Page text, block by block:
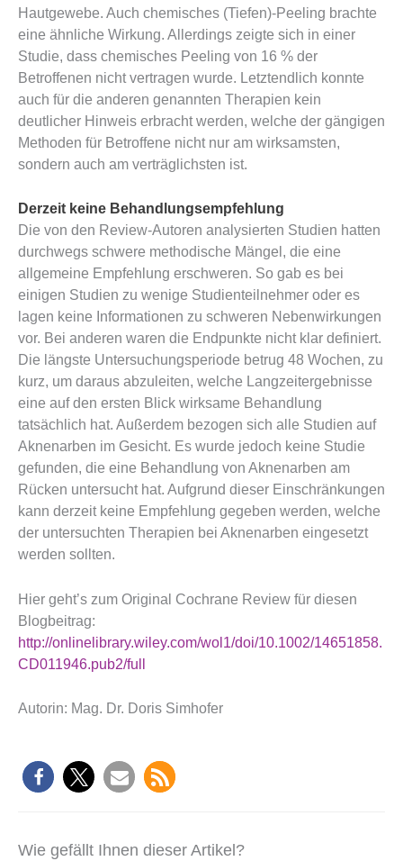
Hautgewebe. Auch chemisches (Tiefen)-Peeling brachte
eine ähnliche Wirkung. Allerdings zeigte sich in einer
Studie, dass chemisches Peeling von 16 % der
Betroffenen nicht vertragen wurde. Letztendlich konnte
auch für die anderen genannten Therapien kein
deutlicher Hinweis erbracht werden, welche der gängigen
Methoden für Betroffene nicht nur am wirksamsten,
sondern auch am verträglichsten ist.
Derzeit keine Behandlungsempfehlung
Die von den Review-Autoren analysierten Studien hatten
durchwegs schwere methodische Mängel, die eine
allgemeine Empfehlung erschweren. So gab es bei
einigen Studien zu wenige Studienteilnehmer oder es
lagen keine Informationen zu schweren Nebenwirkungen
vor. Bei anderen waren die Endpunkte nicht klar definiert.
Die längste Untersuchungsperiode betrug 48 Wochen, zu
kurz, um daraus abzuleiten, welche Langzeitergebnisse
eine auf den ersten Blick wirksame Behandlung
tatsächlich hat. Außerdem bezogen sich alle Studien auf
Aknenarben im Gesicht. Es wurde jedoch keine Studie
gefunden, die eine Behandlung von Aknenarben am
Rücken untersucht hat. Aufgrund dieser Einschränkungen
kann derzeit keine Empfehlung gegeben werden, welche
der untersuchten Therapien bei Aknenarben eingesetzt
werden sollten.
Hier geht’s zum Original Cochrane Review für diesen
Blogbeitrag:
http://onlinelibrary.wiley.com/wol1/doi/10.1002/14651858.
CD011946.pub2/full
Autorin: Mag. Dr. Doris Simhofer
Wie gefällt Ihnen dieser Artikel?